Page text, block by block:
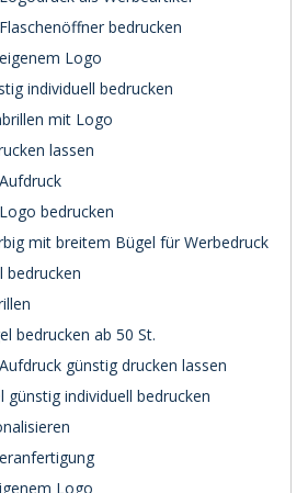
bedrucken
Logo
individuell bedrucken
mit Logo
lassen
bedrucken
mit breitem Bügel für Werbedruck
bedrucken
bedrucken ab 50 St.
günstig drucken lassen
günstig individuell bedrucken
Logo